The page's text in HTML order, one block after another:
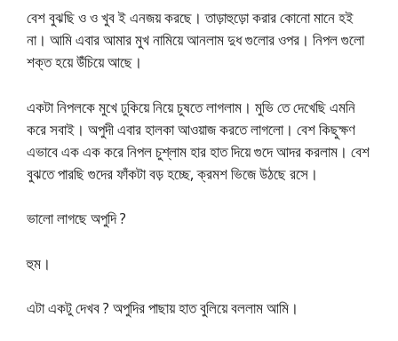
বেশ বুঝছি ও ও খুব ই এনজয় করছে। তাড়াহুড়ো করার কোনো মানে হই
না। আমি এবার আমার মুখ নামিয়ে আনলাম দুধ গুলোর ওপর। নিপল গুলো
শক্ত হয়ে উঁচিয়ে আছে।
একটা নিপলকে মুখে ঢুকিয়ে নিয়ে চুষতে লাগলাম। মুভি তে দেখেছি এমনি
করে সবাই। অপুদী এবার হালকা আওয়াজ করতে লাগলো। বেশ কিছুক্ষণ
এভাবে এক এক করে নিপল চুশ্লাম হার হাত দিয়ে গুদে আদর করলাম। বেশ
বুঝতে পারছি গুদের ফাঁকটা বড় হচ্ছে, ক্রমশ ভিজে উঠছে রসে।
ভালো লাগছে অপুদি ?
হুম।
এটা একটু দেখব ? অপুদির পাছায় হাত বুলিয়ে বললাম আমি।